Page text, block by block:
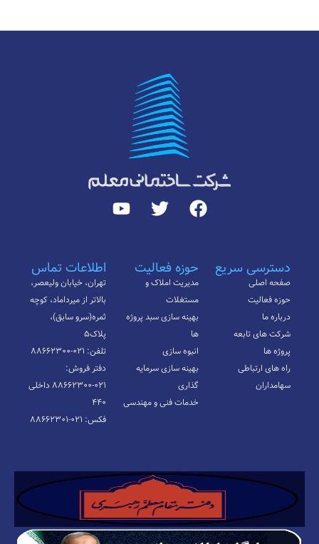
دسترسی سریع
صفحه اصلی
حوزه فعالیت
درباره ما
شرکت های تابعه
پروژه ها
راه های ارتباطی
سهامداران
حوزه فعالیت
مدیریت املاک و
مستغلات
بهینه سازی سبد پروژه
ها
انبوه سازی
بهینه سازی سرمایه
گذاری
خدمات فنی و مهندسی
اطلاعات تماس
تهران، خیابان ولیعصر،
بالاتر از میرداماد، کوچه
ثمره(سرو سابق)،
پلاک۵
تلفن: ۰۲۱-۸۸۶۶۲۳۰۰
دفتر فروش:
۰۲۱-۸۸۶۶۲۳۰۰ داخلی
۴۴۰
فکس: ۰۲۱-۸۸۶۶۲۳۰۱